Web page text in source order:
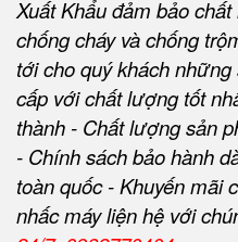
Xuất Khẩu đảm bảo
chống cháy và chống
tới cho quý khách
cấp với chất lượng tốt
thành - Chất lượng sản
- Chính sách bảo hành
toàn quốc - Khuyến mãi
nhấc máy liện hệ với